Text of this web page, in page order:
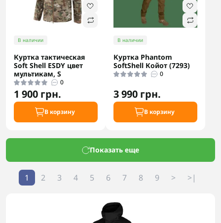
В наличии
Куртка тактическая
Soft Shell ESDY цвет
мультикам, S
0
1 900 грн.
В корзину
В наличии
Куртка Phantom
SoftShell Койот (7293)
0
3 990 грн.
В корзину
Показать еще
1 2 3 4 5 6 7 8 9 > >|